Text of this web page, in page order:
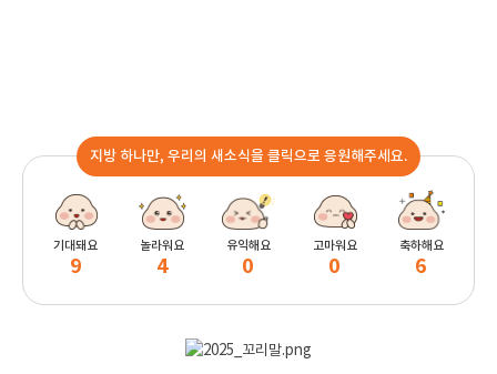
지방 하나만, 우리의 새소식을 클릭으로 응원해주세요.
기대돼요
9
놀라워요
4
유익해요
0
고마워요
0
축하해요
6